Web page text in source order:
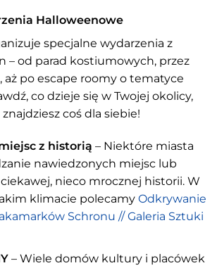
Halloweenowe
specjalne wydarzenia z
– od parad kostiumowych, przez
aż po escape roomy o tematyce
co dzieje się w Twojej okolicy,
coś dla siebie!
z historią – Niektóre miasta
nawiedzonych miejsc lub
nieco mrocznej historii. W
klimacie polecamy Odkrywanie
Schronu // Galeria Sztuki
– Wiele domów kultury i placówek